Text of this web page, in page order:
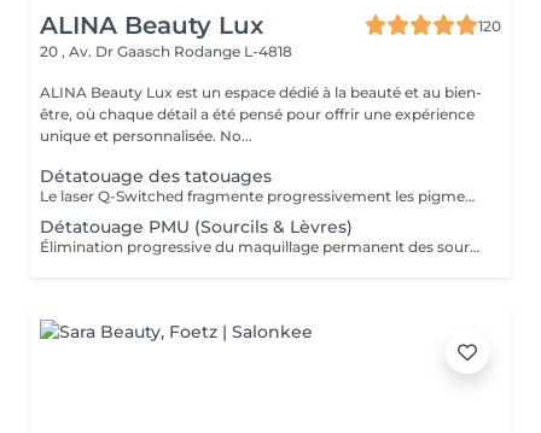
ALINA Beauty Lux
120
20 , Av. Dr Gaasch Rodange L-4818
ALINA Beauty Lux est un espace dédié à la beauté et au bien-
être, où chaque détail a été pensé pour offrir une expérience
unique et personnalisée. No...
Détatouage des tatouages
Le laser Q-Switched fragmente progressivement les pigments du tatouage afin que l'organisme les élimine naturellement. Tatouages noirs Tatouages rouges Tatouages bleus Certains pigments colorés (selon leur composition) En moyenne 4 à 10 séances, espacées de 6 à 8 semaines, sont nécessaires. À LIRE AVANT VOTRE SÉANCE Évitez toute exposition au soleil et aux UV pendant les 2 semaines avant et après la séance. Informez-nous si vous prenez un traitement photosensibilisant. Traitement contre-indiqué pendant la grossesse. Le traitement ne peut pas être réalisé sur une peau infectée, brûlée ou présentant une plaie. Ne pas appliquer de rétinol, d'acides exfoliants ou de produits irritants sur la zone avant et après le traitement. Respectez un délai minimum de 6 à 8 semaines entre chaque séance.
Détatouage PMU (Sourcils & Lèvres)
Élimination progressive du maquillage permanent des sourcils et des lèvres à l'aide d'un laser Q-Switched. Le nombre de séances dépend de: la couleur du pigment la profondeur d'implantation l'ancienneté du maquillage permanent la réaction individuelle de la peau 17 En moyenne 3 à 8 séances, espacées de 6 à 8 semaines, sont nécessaires. À LIRE AVANT VOTRE SÉANCE Évitez toute exposition au soleil et aux UV pendant les 2 semaines avant et après la séance. Informez-nous si vous prenez un traitement photosensibilisant. Traitement contre-indiqué pendant la grossesse. Le traitement ne peut pas être réalisé sur une peau infectée, brûlée ou présentant une plaie. Ne pas appliquer de rétinol, d'acides exfoliants ou de produits irritants sur la zone avant et après le traitement. Respectez un délai minimum de 6 à 8 semaines entre chaque séance.